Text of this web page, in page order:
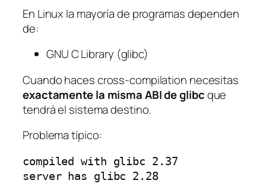
En Linux la mayoría de programas dependen
de:
GNU C Library (glibc)
Cuando haces cross-compilation necesitas
exactamente la misma ABI de glibcque
tendrá el sistema destino.
Problema típico:
compiled with glibc 2.37
server has glibc 2.28